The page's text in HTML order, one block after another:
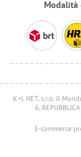
Modalità
K+L NET, s.r.o. Il
6,
E-commerce